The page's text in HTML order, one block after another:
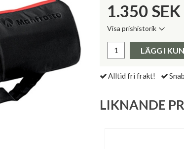
1.350 SEK
Visa prishistorik
LÄGG I
Alltid fri frakt!
LIKNANDE